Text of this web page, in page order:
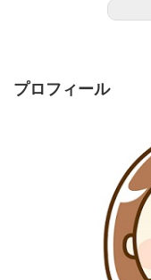
プロフィール